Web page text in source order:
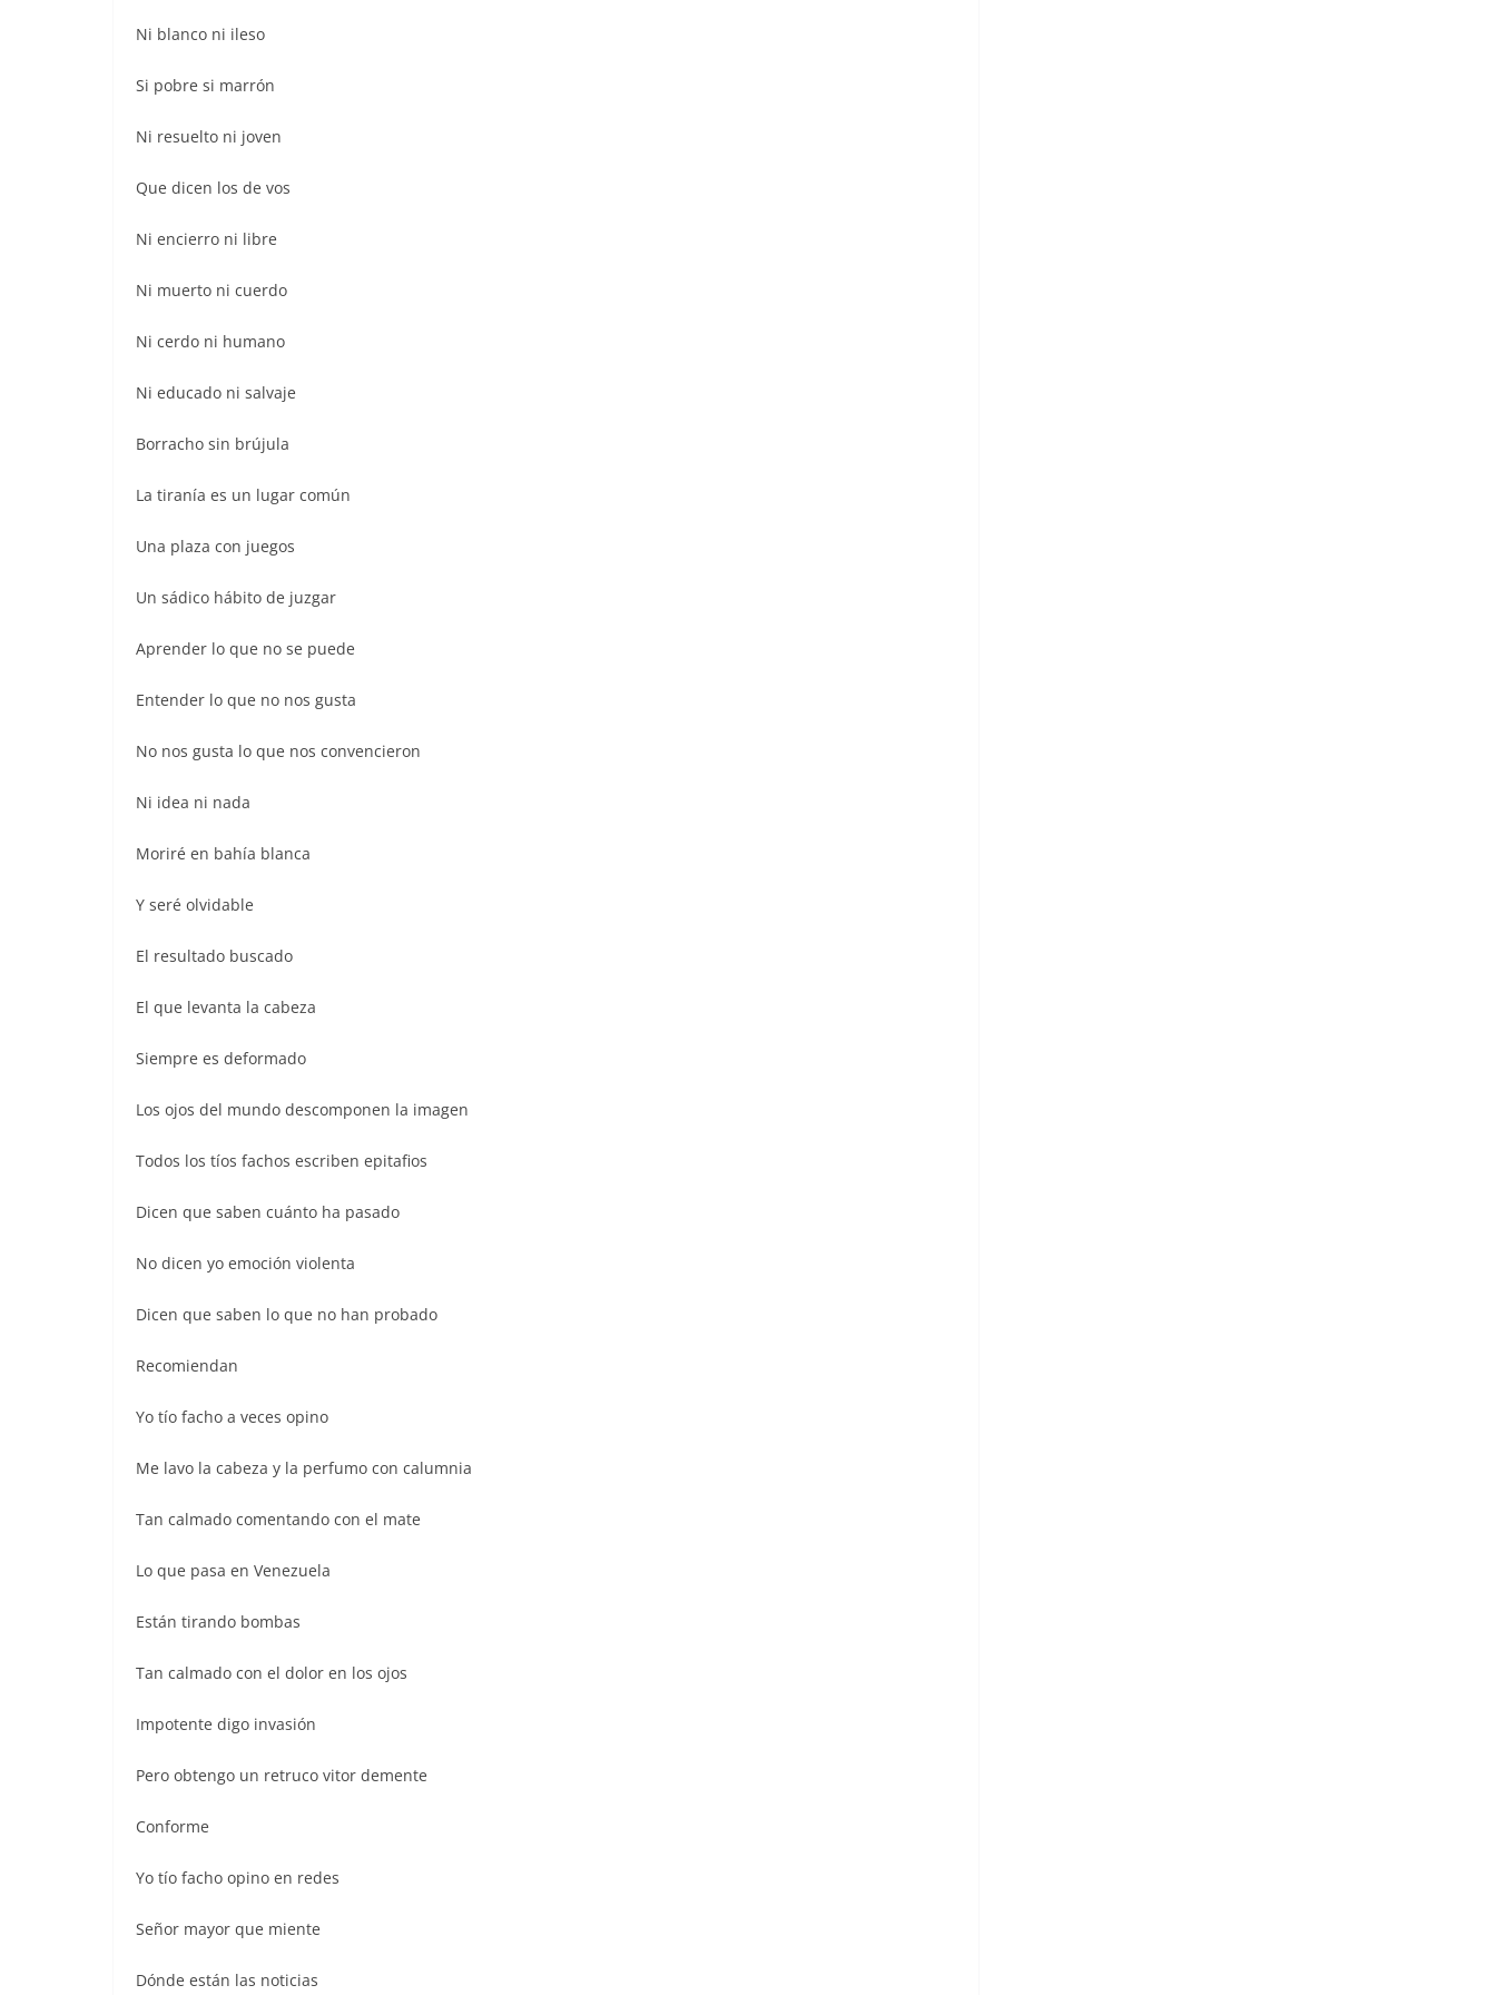
k
Ni blanco ni ileso
Si pobre si marrón
Ni resuelto ni joven
Que dicen los de vos
Ni encierro ni libre
Ni muerto ni cuerdo
Ni cerdo ni humano
Ni educado ni salvaje
Borracho sin brújula
La tiranía es un lugar común
Una plaza con juegos
Un sádico hábito de juzgar
Aprender lo que no se puede
Entender lo que no nos gusta
No nos gusta lo que nos convencieron
Ni idea ni nada
Moriré en bahía blanca
Y seré olvidable
El resultado buscado
El que levanta la cabeza
Siempre es deformado
Los ojos del mundo descomponen la imagen
Todos los tíos fachos escriben epitafios
Dicen que saben cuánto ha pasado
No dicen yo emoción violenta
Dicen que saben lo que no han probado
Recomiendan
Yo tío facho a veces opino
Me lavo la cabeza y la perfumo con calumnia
Tan calmado comentando con el mate
Lo que pasa en Venezuela
Están tirando bombas
Tan calmado con el dolor en los ojos
Impotente digo invasión
Pero obtengo un retruco vitor demente
Conforme
Yo tío facho opino en redes
Señor mayor que miente
Dónde están las noticias